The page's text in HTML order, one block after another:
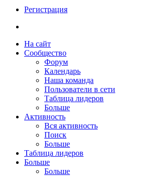
Регистрация
На сайт
Сообщество
Форум
Календарь
Наша команда
Пользователи в сети
Таблица лидеров
Больше
Активность
Вся активность
Поиск
Больше
Таблица лидеров
Больше
Больше